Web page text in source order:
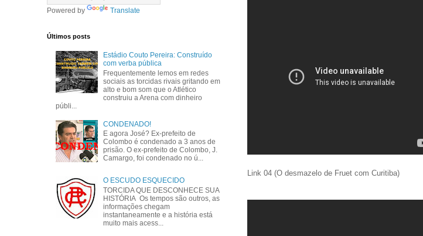
Link 04 (O desmazelo de Fruet com Curitiba)
Powered by Translate
Últimos posts
Estádio Couto Pereira: Construído
com verba pública
Frequentemente lemos em redes
sociais as torcidas rivais gritando em
alto e bom som que o Atlético
construiu a Arena com dinheiro
públi...
CONDENADO!
E agora José? Ex-prefeito de
Colombo é condenado a 3 anos de
prisão. O ex-prefeito de Colombo, J.
Camargo, foi condenado no ú...
O ESCUDO ESQUECIDO
TORCIDA QUE DESCONHECE SUA
HISTÓRIA Os tempos são outros, as
informações chegam
instantaneamente e a história está
muito mais acess...